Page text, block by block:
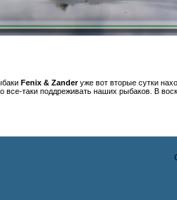
Fenix & Zanderуже вот вторые сутки
все-таки поддреживать наших рыбаков. В